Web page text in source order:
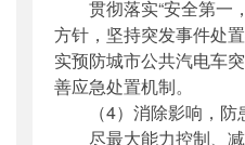
贯彻落实“安全第一
方针，坚持突发事件处
实预防城市公共汽电车
善应急处置机制。
（4）消除影响，防
尽最大能力控制、减